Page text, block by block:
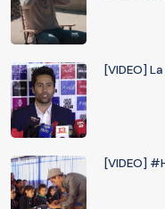
[VIDEO]
[VIDEO]